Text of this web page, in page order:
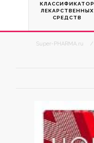
КЛАССИФИКАТОР
ЛЕКАРСТВЕННЫХ
СРЕДСТВ
Super-PHARMA.ru /